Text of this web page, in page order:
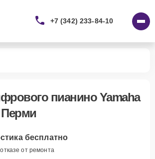
+7 (342) 233-84-10
пианино Yamaha
бесплатно
от ремонта